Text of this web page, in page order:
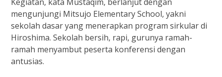
mengunjungi Mitsujo Elementary School, yakni
sekolah dasar yang menerapkan program sirkular di
Hiroshima. Sekolah bersih, rapi, gurunya ramah-
ramah menyambut peserta konferensi dengan
antusias.